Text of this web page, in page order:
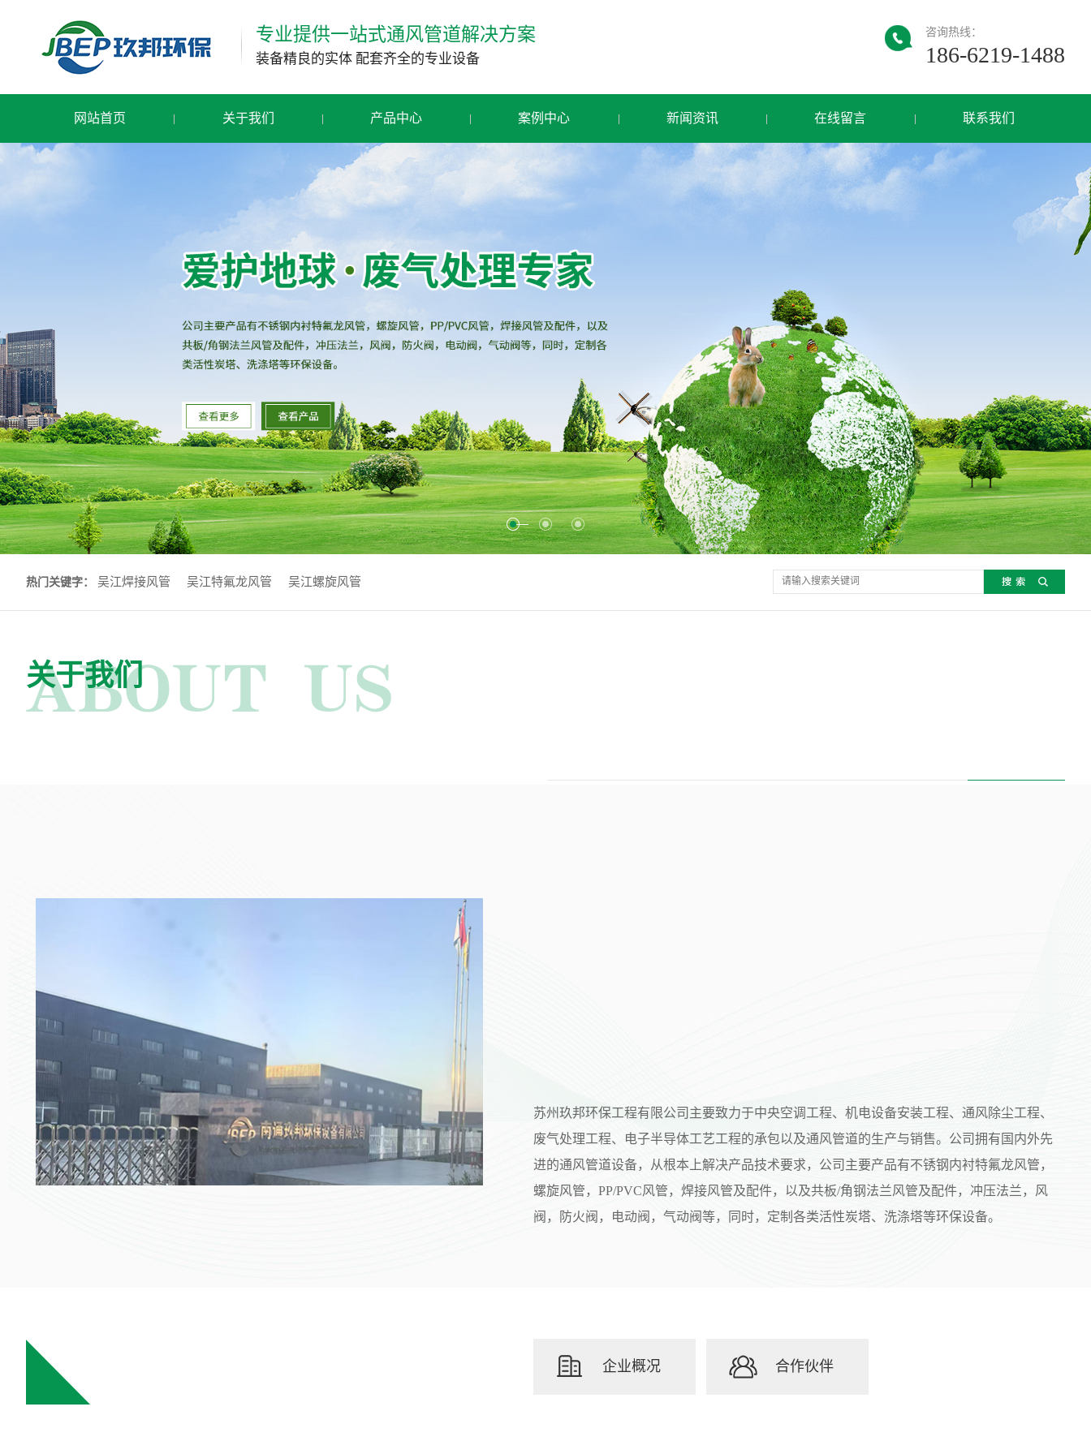
专业提供一站式通风管道解决方案
装备精良的实体 配套齐全的专业设备
咨询热线：
186-6219-1488
网站首页 关于我们 产品中心 案例中心 新闻资讯 在线留言 联系我们
热门关键字： 吴江焊接风管 吴江特氟龙风管 吴江螺旋风管
关于我们
苏州玖邦环保工程有限公司主要致力于中央空调工程、机电设备安装工程、通风除尘工程、
废气处理工程、电子半导体工艺工程的承包以及通风管道的生产与销售。公司拥有国内外先
进的通风管道设备，从根本上解决产品技术要求，公司主要产品有不锈钢内衬特氟龙风管，
螺旋风管，PP/PVC风管，焊接风管及配件，以及共板/角钢法兰风管及配件，冲压法兰，风
阀，防火阀，电动阀，气动阀等，同时，定制各类活性炭塔、洗涤塔等环保设备。
企业概况 合作伙伴